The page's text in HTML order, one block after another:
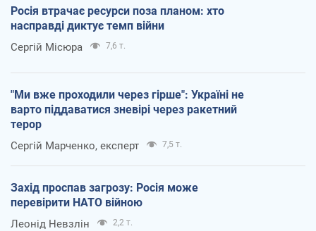
Росія втрачає ресурси поза планом: хто
насправді диктує темп війни
Сергій Місюра 7,6 т.
"Ми вже проходили через гірше": Україні не
варто піддаватися зневірі через ракетний
терор
Сергій Марченко, експерт 7,5 т.
Захід проспав загрозу: Росія може
перевірити НАТО війною
Леонід Невзлін 2,2 т.